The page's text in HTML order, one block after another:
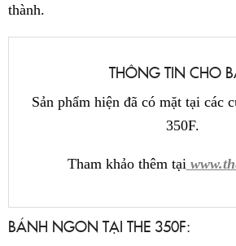
thành.
THÔNG TIN CHO
Sản phẩm hiện đã có mặt tại các
350F.
Tham khảo thêm tại
BÁNH NGON TẠI THE 350F: